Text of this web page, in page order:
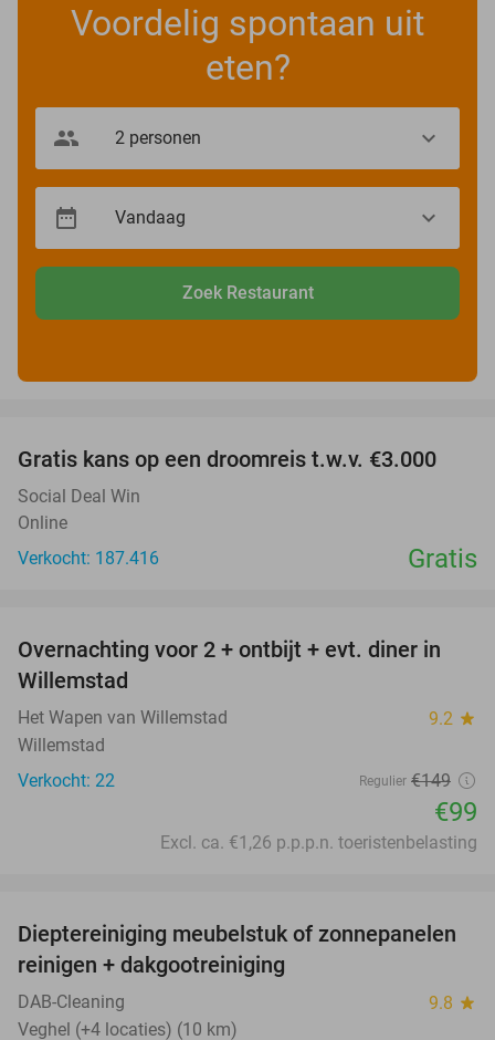
Voordelig spontaan uit
eten?
Zoek Restaurant
Gratis kans op een droomreis t.w.v. €3.000
Social Deal Win
Online
Verkocht: 187.416
Gratis
34%
Overnachting voor 2 + ontbijt + evt. diner in
Willemstad
Het Wapen van Willemstad 9.2 star
Willemstad
Verkocht: 22
Regulier €149
€99
Excl. ca. €1,26 p.p.p.n. toeristenbelasting
35%
Dieptereiniging meubelstuk of zonnepanelen
reinigen + dakgootreiniging
DAB-Cleaning 9.8 star
Veghel (+4 locaties) (10 km)